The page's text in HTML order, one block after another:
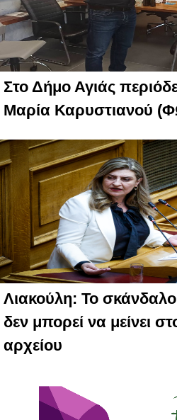
Στο Δήμο Αγιάς
Μαρία Καρυστιανού
Λιακούλη: Το
δεν μπορεί να μείνει
αρχείου